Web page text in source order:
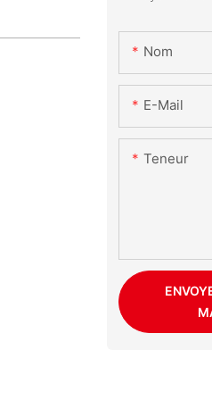
Nom
E-Mail
Teneur